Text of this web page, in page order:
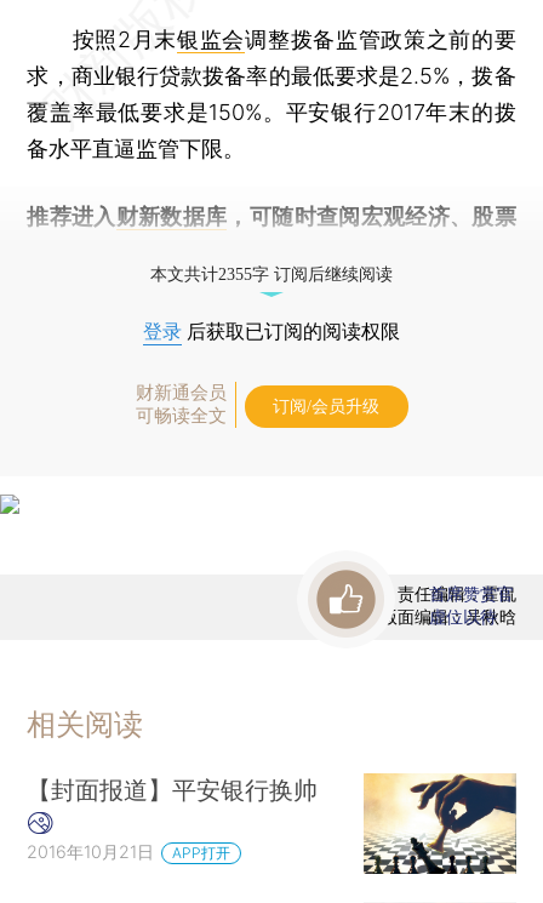
按照2月末银监会调整拨备监管政策之前的要
求，商业银行贷款拨备率的最低要求是2.5%，拨备
覆盖率最低要求是150%。平安银行2017年末的拨
备水平直逼监管下限。
推荐进入 财新数据库 ，可随时查阅宏观经济、股票
本文共计2355字 订阅后继续阅读
登录 后获取已订阅的阅读权限
财新通会员
可畅读全文
订阅/会员升级
责任编辑：霍侃
版面编辑：吴秋晗
首席赞赏官
虚位以待
相关阅读
【封面报道】平安银行换帅
2016年10月21日 APP打开